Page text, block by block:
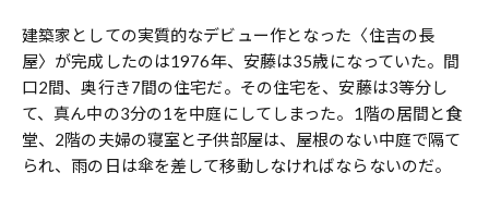
建築家としての実質的なデビュー作となった〈住吉の長
屋〉が完成したのは1976年、安藤は35歳になっていた。間
口2間、奥行き7間の住宅だ。その住宅を、安藤は3等分し
て、真ん中の3分の1を中庭にしてしまった。1階の居間と食
堂、2階の夫婦の寝室と子供部屋は、屋根のない中庭で隔て
られ、雨の日は傘を差して移動しなければならないのだ。